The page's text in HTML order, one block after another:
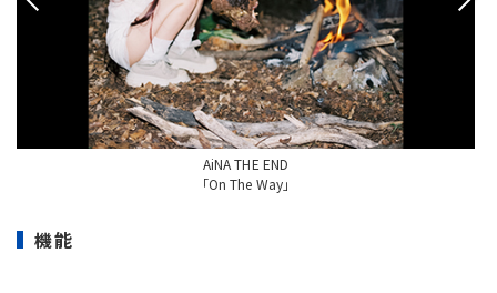
AiNA THE END
「On The Way」
機能